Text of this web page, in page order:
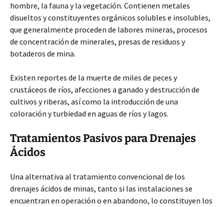
hombre, la fauna y la vegetación. Contienen metales
disueltos y constituyentes orgánicos solubles e insolubles,
que generalmente proceden de labores mineras, procesos
de concentración de minerales, presas de residuos y
botaderos de mina.
Existen reportes de la muerte de miles de peces y
crustáceos de ríos, afecciones a ganado y destrucción de
cultivos y riberas, así como la introducción de una
coloración y turbiedad en aguas de ríos y lagos.
Tratamientos Pasivos para Drenajes
Ácidos
Una alternativa al tratamiento convencional de los
drenajes ácidos de minas, tanto si las instalaciones se
encuentran en operación o en abandono, lo constituyen los